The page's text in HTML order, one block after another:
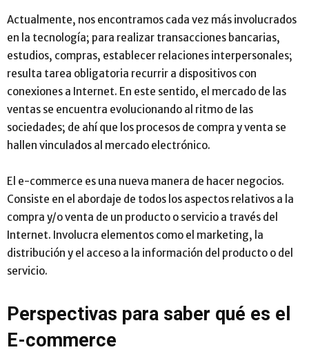
Actualmente, nos encontramos cada vez más involucrados
en la tecnología; para realizar transacciones bancarias,
estudios, compras, establecer relaciones interpersonales;
resulta tarea obligatoria recurrir a dispositivos con
conexiones a Internet. En este sentido, el mercado de las
ventas se encuentra evolucionando al ritmo de las
sociedades; de ahí que los procesos de compra y venta se
hallen vinculados al mercado electrónico.
El e-commerce es una nueva manera de hacer negocios.
Consiste en el abordaje de todos los aspectos relativos a la
compra y/o venta de un producto o servicio a través del
Internet. Involucra elementos como el marketing, la
distribución y el acceso a la información del producto o del
servicio.
Perspectivas para saber qué es el
E-commerce